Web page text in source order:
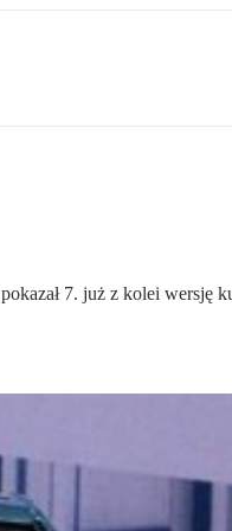
7. już z kolei wersję